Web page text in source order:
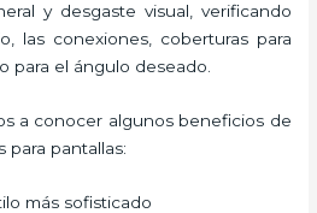
y desgaste visual, verificando
las conexiones, coberturas para
para el ángulo deseado.
a conocer algunos beneficios de
para pantallas:
más sofisticado